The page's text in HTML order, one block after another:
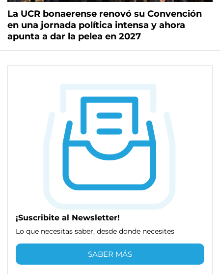
La UCR bonaerense renovó su Convención
en una jornada política intensa y ahora
apunta a dar la pelea en 2027
¡Suscribite al Newsletter!
Lo que necesitas saber, desde donde necesites
SABER MÁS